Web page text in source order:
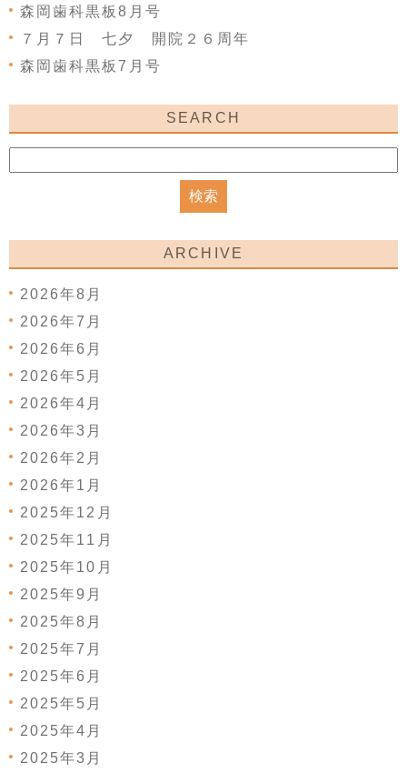
森岡歯科黒板8月号
７月７日 七夕 開院２６周年
森岡歯科黒板7月号
SEARCH
ARCHIVE
2026年8月
2026年7月
2026年6月
2026年5月
2026年4月
2026年3月
2026年2月
2026年1月
2025年12月
2025年11月
2025年10月
2025年9月
2025年8月
2025年7月
2025年6月
2025年5月
2025年4月
2025年3月